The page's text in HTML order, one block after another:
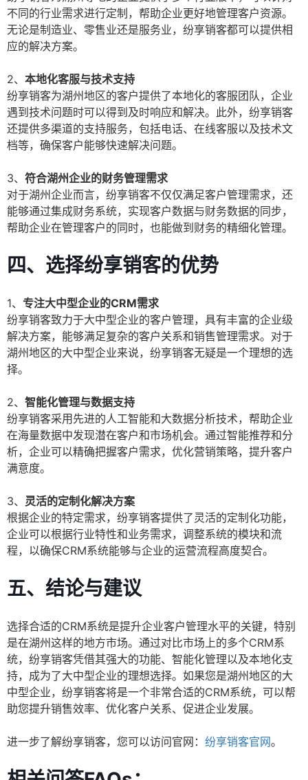
不同的行业需求进行定制，帮助企业更好地管理客户资源。
无论是制造业、零售业还是服务业，纷享销客都可以提供相
应的解决方案。
2、 本地化客服与技术支持
纷享销客为湖州地区的客户提供了本地化的客服团队，企业
遇到技术问题时可以得到及时响应和解决。此外，纷享销客
还提供多渠道的支持服务，包括电话、在线客服以及技术文
档等，确保客户能够快速解决问题。
3、 符合湖州企业的财务管理需求
对于湖州企业而言，纷享销客不仅仅满足客户管理需求，还
能够通过集成财务系统，实现客户数据与财务数据的同步，
帮助企业在管理客户的同时，也能做到财务的精细化管理。
四、选择纷享销客的优势
1、 专注大中型企业的CRM需求
纷享销客致力于大中型企业的客户管理，具有丰富的企业级
解决方案，能够满足复杂的客户关系和销售管理需求。对于
湖州地区的大中型企业来说，纷享销客无疑是一个理想的选
择。
2、 智能化管理与数据支持
纷享销客采用先进的人工智能和大数据分析技术，帮助企业
在海量数据中发现潜在客户和市场机会。通过智能推荐和分
析，企业可以精确把握客户需求，优化营销策略，提升客户
满意度。
3、 灵活的定制化解决方案
根据企业的特定需求，纷享销客提供了灵活的定制化功能，
企业可以根据行业特性和业务需求，调整系统的模块和流
程，以确保CRM系统能够与企业的运营流程高度契合。
五、结论与建议
选择合适的CRM系统是提升企业客户管理水平的关键，特别
是在湖州这样的地方市场。通过对比市场上的多个CRM系
统，纷享销客凭借其强大的功能、智能化管理以及本地化支
持，成为了大中型企业的理想选择。如果您是湖州地区的大
中型企业，纷享销客将是一个非常合适的CRM系统，可以帮
助您提升销售效率、优化客户关系、促进企业发展。
进一步了解纷享销客，您可以访问官网： 纷享销客官网。